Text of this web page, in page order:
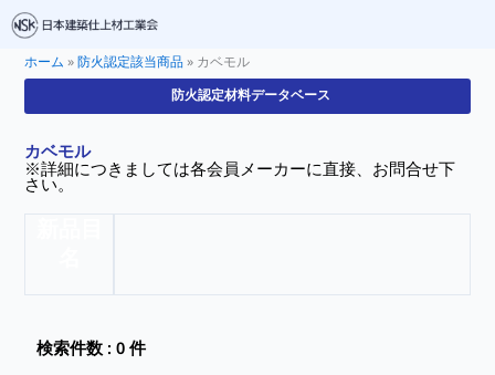
ホーム »防火認定該当商品» カベモル
防火認定材料データベース
カベモル
※詳細につきましては各会員メーカーに直接、お問合せ下
さい。
検索件数 : 0 件